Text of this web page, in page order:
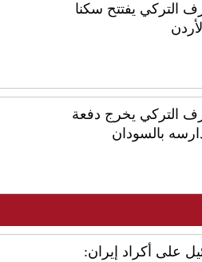
التركي يفتتح سكنا
التركي يخرج دفعة
بالسودان
على أكراد إيران: